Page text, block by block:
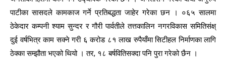
पाटीका सासदले कामकाज गर्ने प्रतिबद्धता जाहेर गरेका छन । ०६५ सालमा
ठेकेदार कम्पनी श्याम सुन्दर र गौरी पार्वतीले तत्तकालिन नगरविकास समितिसंक्ष्
दुई वर्षभित्र काम सक्ने गरी ६ करोड ८१ लाख रुपैयाँमा सिटीहल निर्माणका लागि
ठेक्का सम्झौता भएको थियो । तर, १८ बर्षवितिसक्दा पनि पुरा गरेको छैन ।